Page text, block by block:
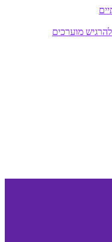
מוערכים